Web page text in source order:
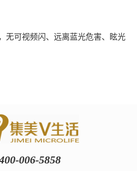
无可视频闪、远离蓝光危害、眩光
006-5858